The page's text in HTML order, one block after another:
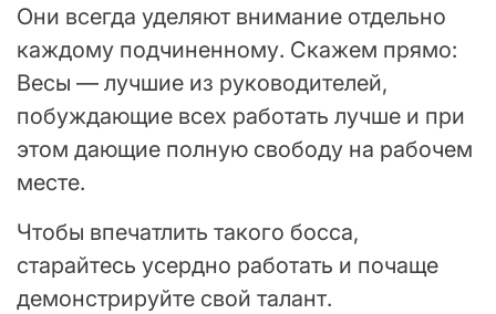
Они всегда уделяют внимание отдельно
каждому подчиненному. Скажем прямо:
Весы — лучшие из руководителей,
побуждающие всех работать лучше и при
этом дающие полную свободу на рабочем
месте.
Чтобы впечатлить такого босса,
старайтесь усердно работать и почаще
демонстрируйте свой талант.